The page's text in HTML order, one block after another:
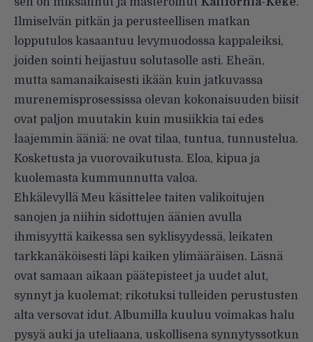
Ilmiselvän pitkän ja perusteellisen matkan
lopputulos kasaantuu levymuodossa kappaleiksi,
joiden sointi heijastuu solutasolle asti. Eheän,
mutta samanaikaisesti ikään kuin jatkuvassa
murenemisprosessissa olevan kokonaisuuden biisit
ovat paljon muutakin kuin musiikkia tai edes
laajemmin ääniä: ne ovat tilaa, tuntua, tunnustelua.
Kosketusta ja vuorovaikutusta. Eloa, kipua ja
kuolemasta kummunnutta valoa.
Ehkälevyllä Meu käsittelee taiten valikoitujen
sanojen ja niihin sidottujen äänien avulla
ihmisyyttä kaikessa sen syklisyydessä, leikaten
tarkkanäköisesti läpi kaiken ylimääräisen. Läsnä
ovat samaan aikaan päätepisteet ja uudet alut,
synnyt ja kuolemat; rikotuksi tulleiden perustusten
alta versovat idut. Albumilla kuuluu voimakas halu
pysyä auki ja uteliaana, uskollisena synnytyssotkun